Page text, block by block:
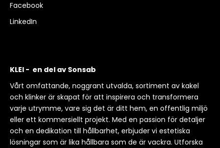
Facebook
LinkedIn
KLEI - en del av Sonsab
Vårt omfattande, noggrant utvalda, sortiment av kakel
och klinker är skapat för att inspirera och transformera
varje utrymme, vare sig det är ditt hem, en offentlig miljö
eller ett kommersiellt projekt. Med en passion för detaljer
och en dedikation till hållbarhet, erbjuder vi estetiska
lösningar som är lika hållbara som de är vackra. Utforska